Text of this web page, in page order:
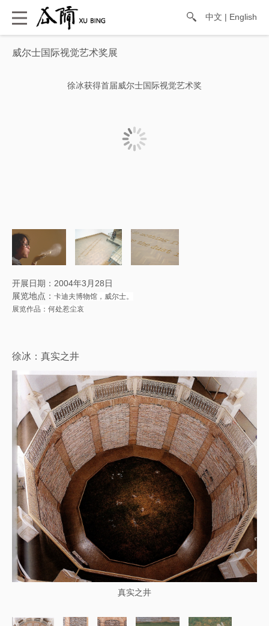
中文 | English
威尔士国际视觉艺术奖展
徐冰获得首届威尔士国际视觉艺术奖
开展日期：2004年3月28日
展览地点： 卡迪夫博物馆，威尔士。
展览作品：何处惹尘哀
徐冰：真实之井
真实之井